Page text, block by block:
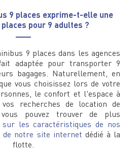
9 places exprime-t-elle une
pour 9 adultes ?
9 places dans les agences
adaptée pour transporter 9
bagages. Naturellement, en
vous choisissez lors de votre
le confort et l'espace à
recherches de location de
pouvez trouver de plus
sur les caractéristiques de nos
de notre site internet dédié à la
flotte.